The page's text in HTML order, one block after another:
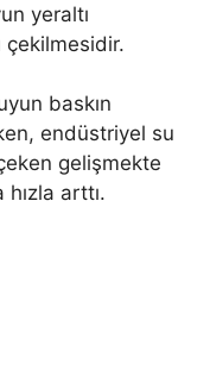
yeraltı
çekilmesidir.
baskın
endüstriyel su
çeken gelişmekte
arttı.